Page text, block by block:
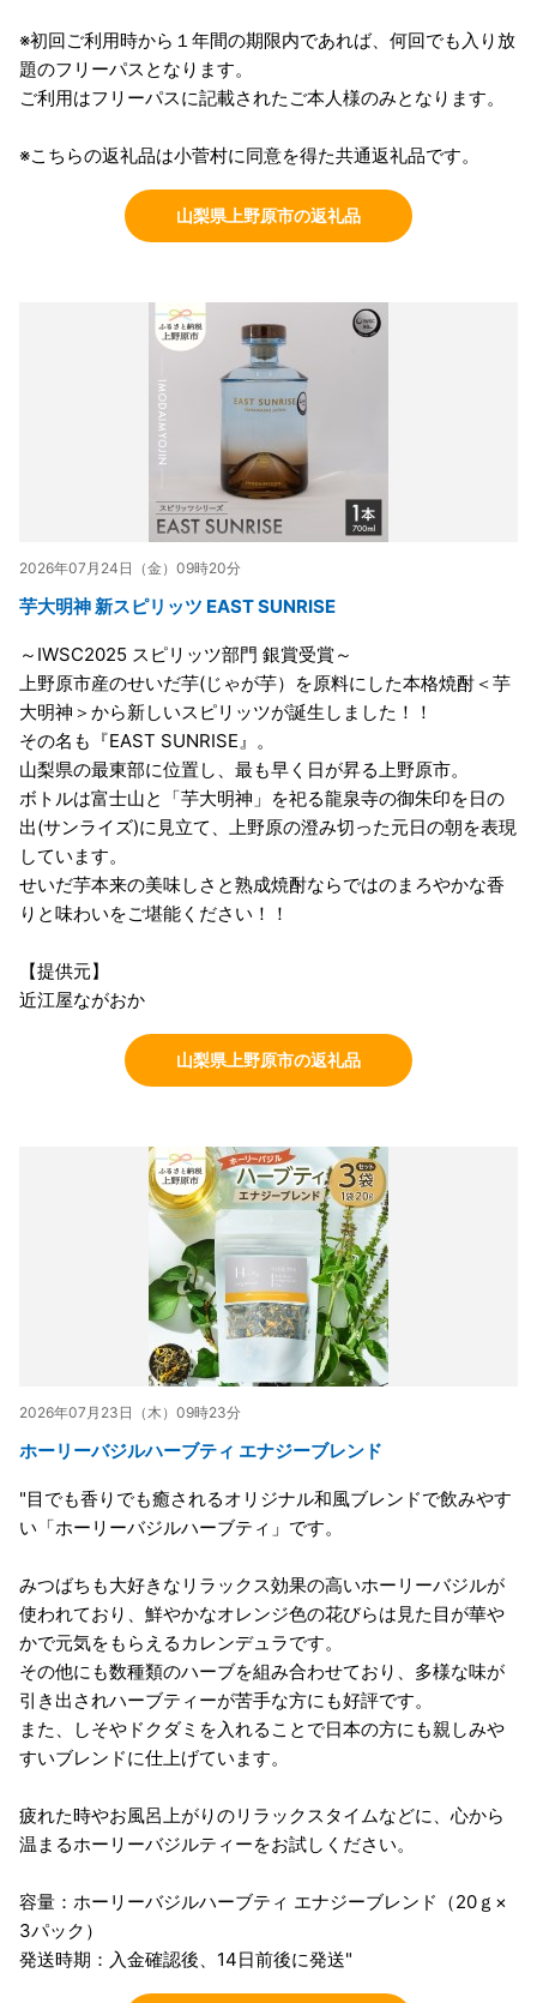
※初回ご利用時から１年間の期限内であれば、何回でも入り放
題のフリーパスとなります。
ご利用はフリーパスに記載されたご本人様のみとなります。
※こちらの返礼品は小菅村に同意を得た共通返礼品です。
山梨県上野原市の返礼品
2026年07月24日（金）09時20分
芋大明神 新スピリッツ EAST SUNRISE
～IWSC2025 スピリッツ部門 銀賞受賞～
上野原市産のせいだ芋(じゃが芋）を原料にした本格焼酎＜芋
大明神＞から新しいスピリッツが誕生しました！！
その名も『EAST SUNRISE』。
山梨県の最東部に位置し、最も早く日が昇る上野原市。
ボトルは富士山と「芋大明神」を祀る龍泉寺の御朱印を日の
出(サンライズ)に見立て、上野原の澄み切った元日の朝を表現
しています。
せいだ芋本来の美味しさと熟成焼酎ならではのまろやかな香
りと味わいをご堪能ください！！
【提供元】
近江屋ながおか
山梨県上野原市の返礼品
2026年07月23日（木）09時23分
ホーリーバジルハーブティ エナジーブレンド
"目でも香りでも癒されるオリジナル和風ブレンドで飲みやす
い「ホーリーバジルハーブティ」です。
みつばちも大好きなリラックス効果の高いホーリーバジルが
使われており、鮮やかなオレンジ色の花びらは見た目が華や
かで元気をもらえるカレンデュラです。
その他にも数種類のハーブを組み合わせており、多様な味が
引き出されハーブティーが苦手な方にも好評です。
また、しそやドクダミを入れることで日本の方にも親しみや
すいブレンドに仕上げています。
疲れた時やお風呂上がりのリラックスタイムなどに、心から
温まるホーリーバジルティーをお試しください。
容量：ホーリーバジルハーブティ エナジーブレンド（20ｇ×
3パック）
発送時期：入金確認後、14日前後に発送"